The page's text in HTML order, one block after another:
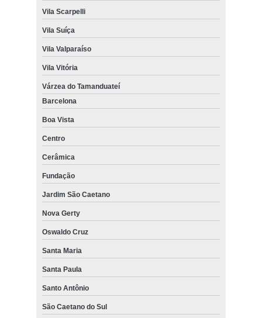
Vila Scarpelli
Vila Suíça
Vila Valparaíso
Vila Vitória
Várzea do Tamanduateí
Barcelona
Boa Vista
Centro
Cerâmica
Fundação
Jardim São Caetano
Nova Gerty
Oswaldo Cruz
Santa Maria
Santa Paula
Santo Antônio
São Caetano do Sul